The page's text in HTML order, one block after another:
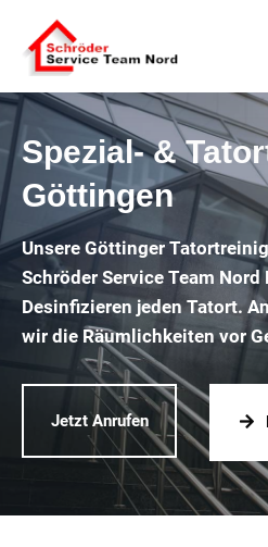
Spezial- &
Göttingen
Unsere Göttinger
Schröder Service Team Nord
Desinfizieren jeden Tatort.
wir die Räumlichkeiten vor
Jetzt Anrufen